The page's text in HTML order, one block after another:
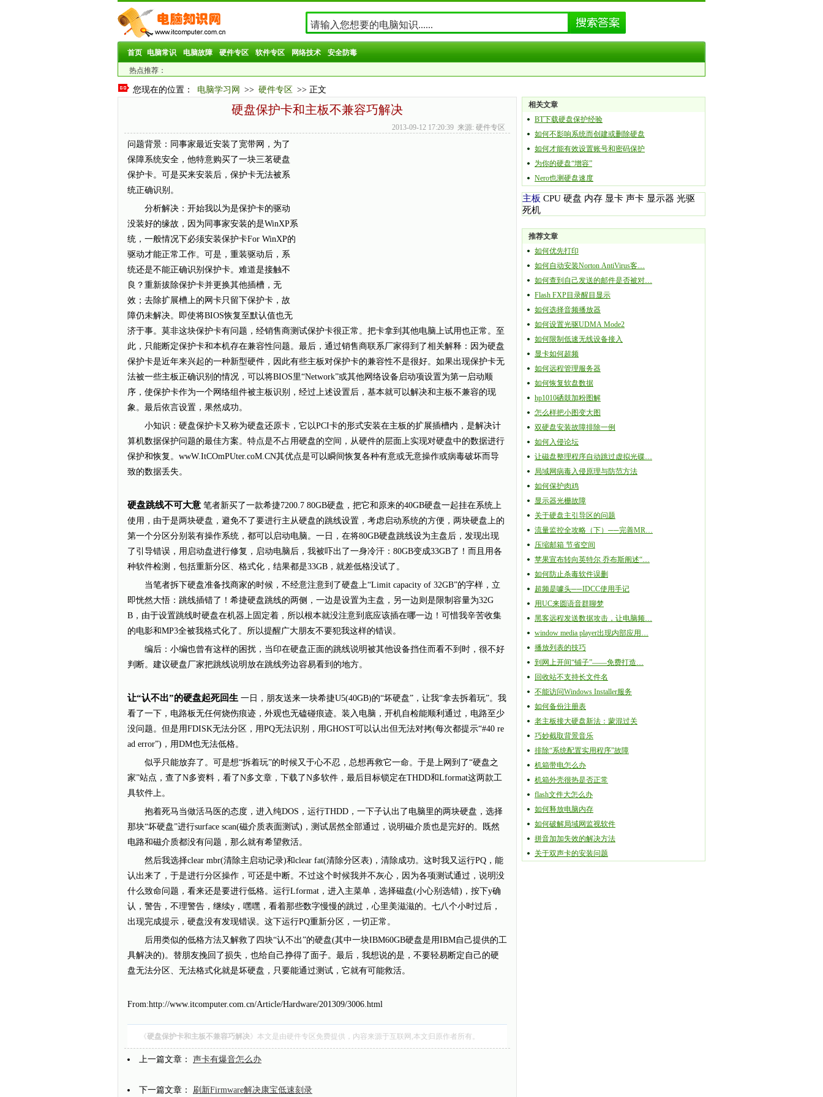
首页 电脑常识 电脑故障 硬件专区 软件专区 网络技术 安全防毒
热点推荐：
您现在的位置： 电脑学习网 >> 硬件专区 >> 正文
硬盘保护卡和主板不兼容巧解决
2013-09-12 17:20:39 来源: 硬件专区
问题背景：同事家最近安装了宽带网，为了
保障系统安全，他特意购买了一块三茗硬盘
保护卡。可是买来安装后，保护卡无法被系
统正确识别。
分析解决：开始我以为是保护卡的驱动
没装好的缘故，因为同事家安装的是WinXP系
统，一般情况下必须安装保护卡For WinXP的
驱动才能正常工作。可是，重装驱动后，系
统还是不能正确识别保护卡。难道是接触不
良？重新拔除保护卡并更换其他插槽，无
效；去除扩展槽上的网卡只留下保护卡，故
障仍未解决。即使将BIOS恢复至默认值也无
济于事。莫非这块保护卡有问题，经销售商测试保护卡很正常。把卡拿到其他电脑上试用也正常。至
此，只能断定保护卡和本机存在兼容性问题。最后，通过销售商联系厂家得到了相关解释：因为硬盘
保护卡是近年来兴起的一种新型硬件，因此有些主板对保护卡的兼容性不是很好。如果出现保护卡无
法被一些主板正确识别的情况，可以将BIOS里“Network”或其他网络设备启动项设置为第一启动顺
序，使保护卡作为一个网络组件被主板识别，经过上述设置后，基本就可以解决和主板不兼容的现
象。最后依言设置，果然成功。
小知识：硬盘保护卡又称为硬盘还原卡，它以PCI卡的形式安装在主板的扩展插槽内，是解决计
算机数据保护问题的最佳方案。特点是不占用硬盘的空间，从硬件的层面上实现对硬盘中的数据进行
保护和恢复。wwW.ItCOmPUter.coM.CN其优点是可以瞬间恢复各种有意或无意操作或病毒破坏而导
致的数据丢失。
硬盘跳线不可大意 笔者新买了一款希捷7200.7 80GB硬盘，把它和原来的40GB硬盘一起挂在系统上
使用，由于是两块硬盘，避免不了要进行主从硬盘的跳线设置，考虑启动系统的方便，两块硬盘上的
第一个分区分别装有操作系统，都可以启动电脑。一日，在将80GB硬盘跳线设为主盘后，发现出现
了引导错误，用启动盘进行修复，启动电脑后，我被吓出了一身冷汗：80GB变成33GB了！而且用各
种软件检测，包括重新分区、格式化，结果都是33GB，就差低格没试了。
当笔者拆下硬盘准备找商家的时候，不经意注意到了硬盘上“Limit capacity of 32GB”的字样，立
即恍然大悟：跳线插错了！希捷硬盘跳线的两侧，一边是设置为主盘，另一边则是限制容量为32G
B，由于设置跳线时硬盘在机器上固定着，所以根本就没注意到底应该插在哪一边！可惜我辛苦收集
的电影和MP3全被我格式化了。所以提醒广大朋友不要犯我这样的错误。
编后：小编也曾有这样的困扰，当印在硬盘正面的跳线说明被其他设备挡住而看不到时，很不好
判断。建议硬盘厂家把跳线说明放在跳线旁边容易看到的地方。
让“认不出”的硬盘起死回生 一日，朋友送来一块希捷U5(40GB)的“坏硬盘”，让我“拿去拆着玩”。我
看了一下，电路板无任何烧伤痕迹，外观也无磕碰痕迹。装入电脑，开机自检能顺利通过，电路至少
没问题。但是用FDISK无法分区，用PQ无法识别，用GHOST可以认出但无法对拷(每次都提示“#40 re
ad error”)，用DM也无法低格。
似乎只能放弃了。可是想“拆着玩”的时候又于心不忍，总想再救它一命。于是上网到了“硬盘之
家”站点，查了N多资料，看了N多文章，下载了N多软件，最后目标锁定在THDD和Lformat这两款工
具软件上。
抱着死马当做活马医的态度，进入纯DOS，运行THDD，一下子认出了电脑里的两块硬盘，选择
那块“坏硬盘”进行surface scan(磁介质表面测试)，测试居然全部通过，说明磁介质也是完好的。既然
电路和磁介质都没有问题，那么就有希望救活。
然后我选择clear mbr(清除主启动记录)和clear fat(清除分区表)，清除成功。这时我又运行PQ，能
认出来了，于是进行分区操作，可还是中断。不过这个时候我并不灰心，因为各项测试通过，说明没
什么致命问题，看来还是要进行低格。运行Lformat，进入主菜单，选择磁盘(小心别选错)，按下y确
认，警告，不理警告，继续y，嘿嘿，看着那些数字慢慢的跳过，心里美滋滋的。七八个小时过后，
出现完成提示，硬盘没有发现错误。这下运行PQ重新分区，一切正常。
后用类似的低格方法又解救了四块“认不出”的硬盘(其中一块IBM60GB硬盘是用IBM自己提供的工
具解决的)。替朋友挽回了损失，也给自己挣得了面子。最后，我想说的是，不要轻易断定自己的硬
盘无法分区、无法格式化就是坏硬盘，只要能通过测试，它就有可能救活。
From:http://www.itcomputer.com.cn/Article/Hardware/201309/3006.html
《硬盘保护卡和主板不兼容巧解决》本文是由硬件专区 免费提供，内容来源于互联网,本文归原作者所有。
上一篇文章： 声卡有爆音怎么办
下一篇文章： 刷新Firmware解决康宝低速刻录
相关文章
BT下载硬盘保护经验
如何不影响系统而创建或删除硬盘
如何才能有效设置账号和密码保护
为你的硬盘“增容”
Nero也测硬盘速度
主板 CPU 硬盘 内存 显卡 声卡 显示器 光驱
死机
推荐文章
如何优先打印
如何自动安装Norton AntiVirus客…
如何查到自己发送的邮件是否被对…
Flash FXP目录醒目显示
如何选择音频播放器
如何设置光驱UDMA Mode2
如何限制低速无线设备接入
显卡如何超频
如何远程管理服务器
如何恢复软盘数据
hp1010硒鼓加粉图解
怎么样把小图变大图
双硬盘安装故障排除一例
如何入侵论坛
让磁盘整理程序自动跳过虚拟光碟…
局域网病毒入侵原理与防范方法
如何保护肉鸡
显示器光栅故障
关于硬盘主引导区的问题
流量监控全攻略（下）──完善MR…
压缩邮箱 节省空间
苹果宣布转向英特尔 乔布斯阐述“…
如何防止杀毒软件误删
超频是噱头──IDCC使用手记
用UC来圆语音群聊梦
黑客远程发送数据攻击，让电脑频…
window media player出现内部应用…
播放列表的技巧
到网上开间“铺子”——免费打造…
回收站不支持长文件名
不能访问Windows Installer服务
如何备份注册表
老主板接大硬盘新法：蒙混过关
巧妙截取背景音乐
排除“系统配置实用程序”故障
机箱带电怎么办
机箱外壳很热是否正常
flash文件大怎么办
如何释放电脑内存
如何破解局域网监视软件
拼音加加失效的解决方法
关于双声卡的安装问题